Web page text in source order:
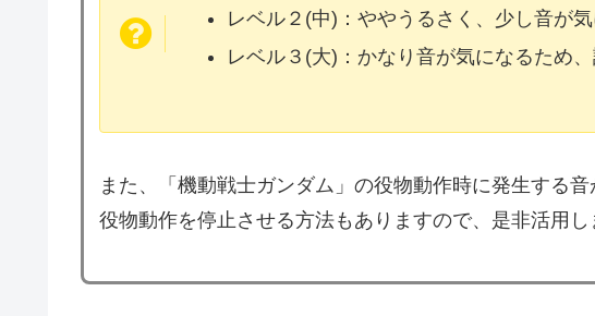
レベル２(中)：ややうるさく、少し音が
レベル３(大)：かなり音が気になるため
また、「機動戦士ガンダム」の役物動作時に発生する
役物動作を停止させる方法もありますので、是非活用し